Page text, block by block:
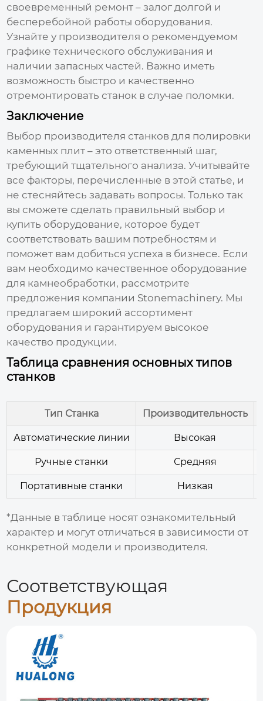
своевременный ремонт – залог долгой и
бесперебойной работы оборудования.
Узнайте у производителя о рекомендуемом
графике технического обслуживания и
наличии запасных частей. Важно иметь
возможность быстро и качественно
отремонтировать станок в случае поломки.
Заключение
Выбор производителя станков для полировки
каменных плит – это ответственный шаг,
требующий тщательного анализа. Учитывайте
все факторы, перечисленные в этой статье, и
не стесняйтесь задавать вопросы. Только так
вы сможете сделать правильный выбор и
купить оборудование, которое будет
соответствовать вашим потребностям и
поможет вам добиться успеха в бизнесе. Если
вам необходимо качественное оборудование
для камнеобработки, рассмотрите
предложения компании Stonemachinery. Мы
предлагаем широкий ассортимент
оборудования и гарантируем высокое
качество продукции.
Таблица сравнения основных типов
станков
Тип Станка Производительность
Автоматические линии Высокая
Ручные станки Средняя
Портативные станки Низкая
*Данные в таблице носят ознакомительный
характер и могут отличаться в зависимости от
конкретной модели и производителя.
Соответствующая
Продукция